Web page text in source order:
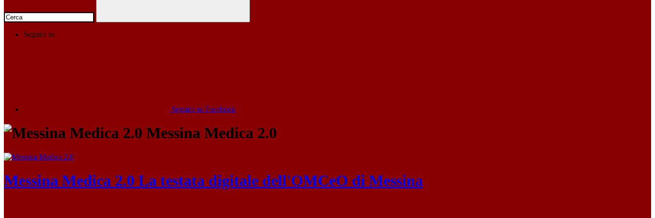
Seguici su
Seguici su Facebook
Messina Medica 2.0
Messina Medica 2.0 La testata digitale dell'OMCeO di Messina